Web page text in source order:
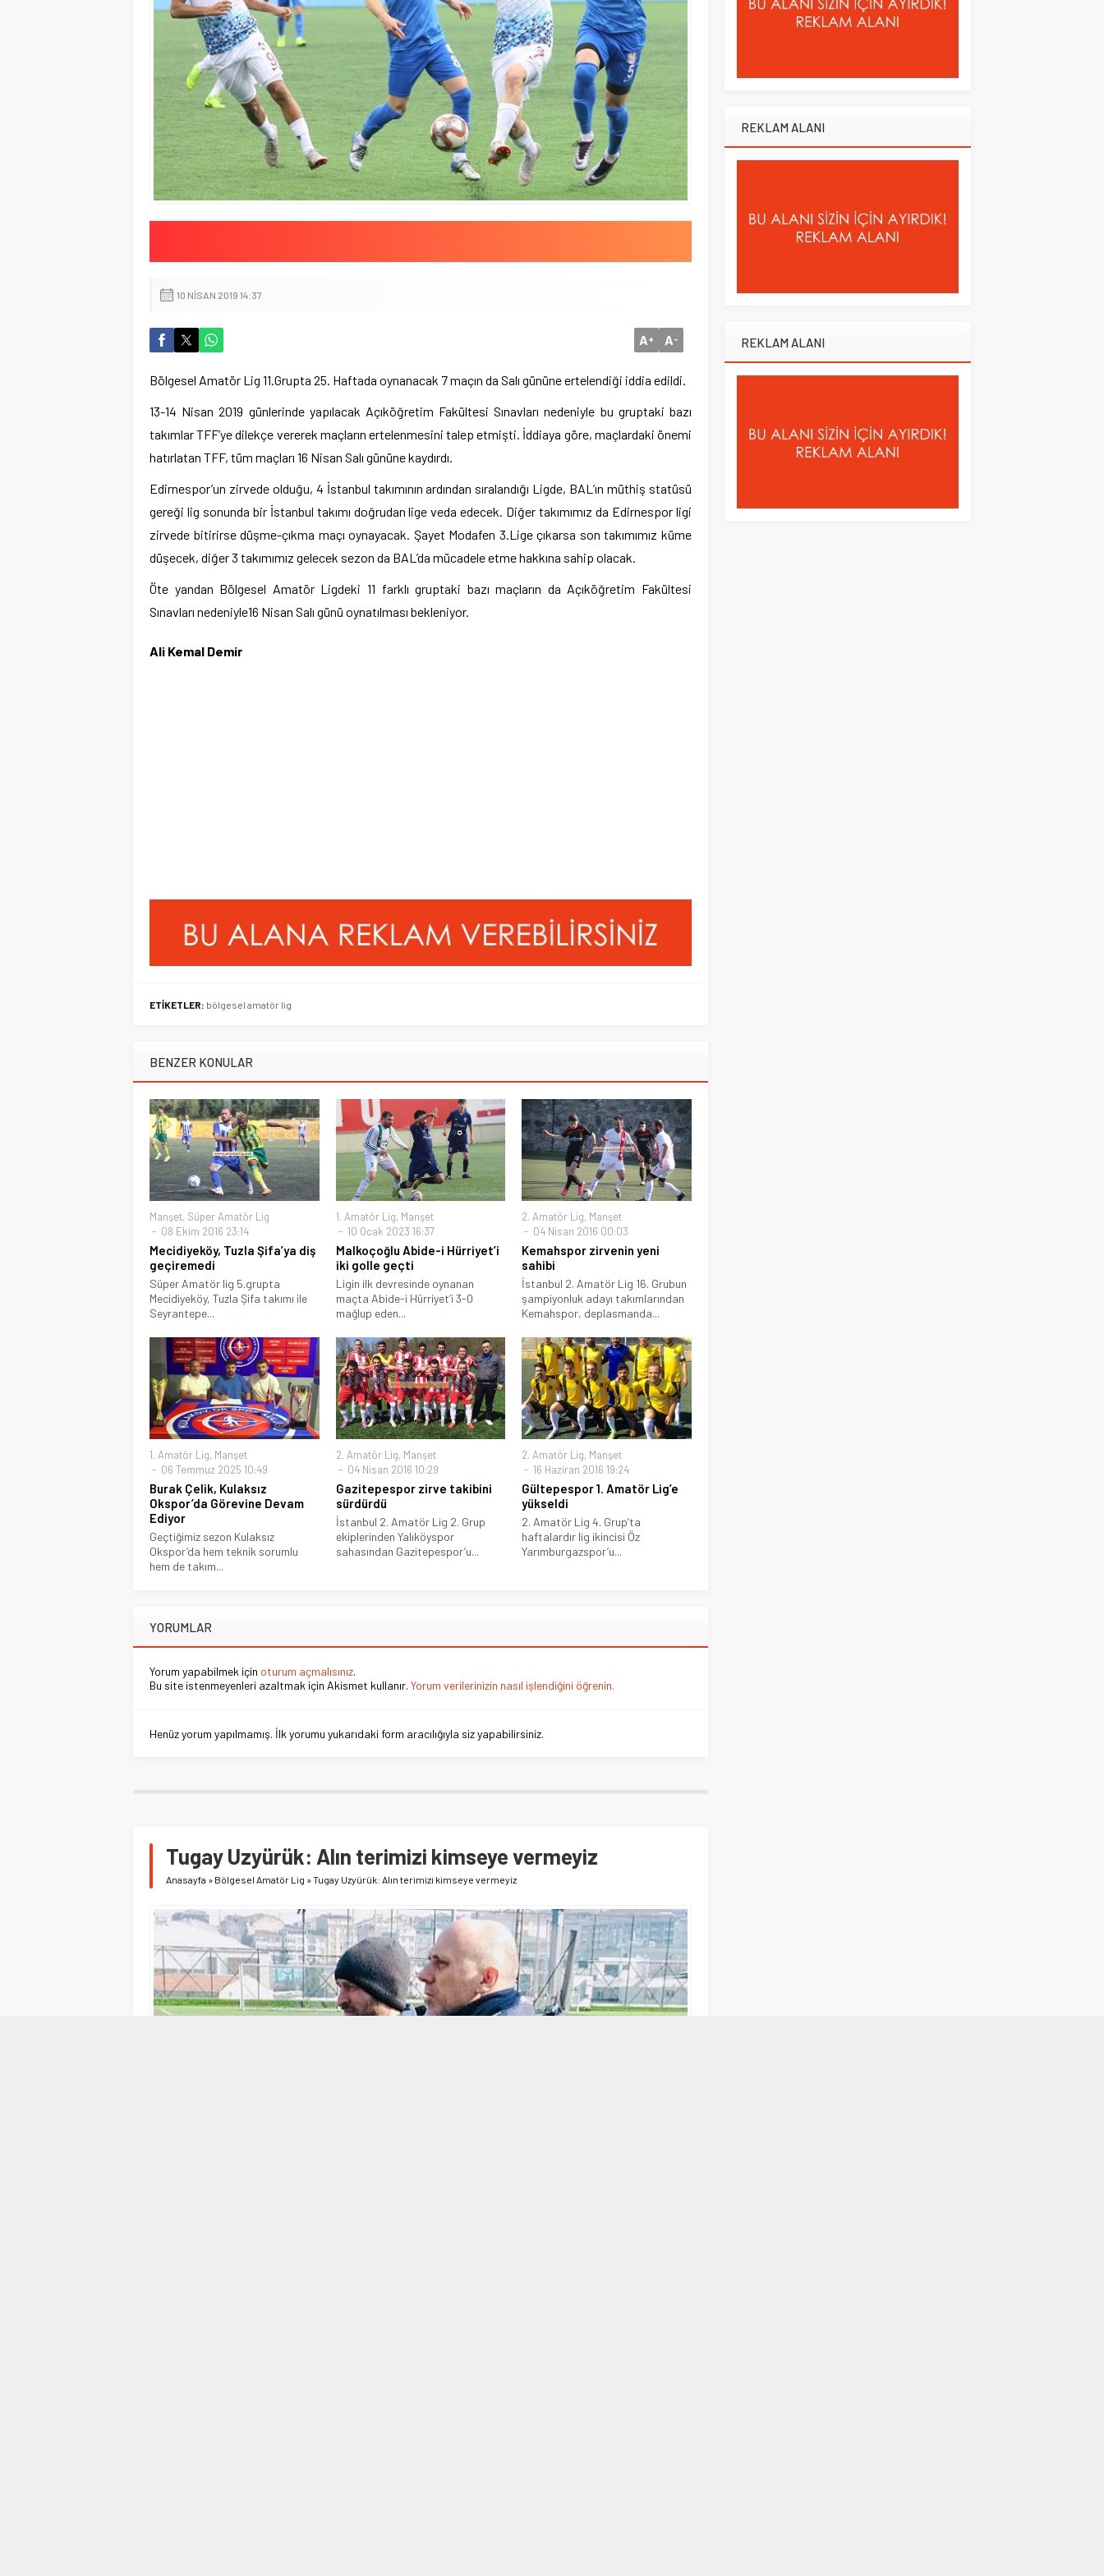
10 NISAN 2019 14:37
A+ A-
Bölgesel Amatör Lig 11.Grupta 25. Haftada oynanacak 7 maçın da Salı gününe ertelendiği iddia edildi.
13-14 Nisan 2019 günlerinde yapılacak Açıköğretim Fakültesi Sınavları nedeniyle bu gruptaki bazı
takımlar TFF’ye dilekçe vererek maçların ertelenmesini talep etmişti. İddiaya göre, maçlardaki önemi
hatırlatan TFF, tüm maçları 16 Nisan Salı gününe kaydırdı.
Edirnespor’un zirvede olduğu, 4 İstanbul takımının ardından sıralandığı Ligde, BAL’ın müthiş statüsü
gereği lig sonunda bir İstanbul takımı doğrudan lige veda edecek. Diğer takımımız da Edirnespor ligi
zirvede bitirirse düşme-çıkma maçı oynayacak. Şayet Modafen 3.Lige çıkarsa son takımımız küme
düşecek, diğer 3 takımımız gelecek sezon da BAL’da mücadele etme hakkına sahip olacak.
Öte yandan Bölgesel Amatör Ligdeki 11 farklı gruptaki bazı maçların da Açıköğretim Fakültesi
Sınavları nedeniyle16 Nisan Salı günü oynatılması bekleniyor.
Ali Kemal Demir
ETİKETLER: bölgesel amatör lig
BENZER KONULAR
Manşet, Süper Amatör Lig
08 Ekim 2016 23:14
Mecidiyeköy, Tuzla Şifa’ya diş
geçiremedi
Süper Amatör lig 5.grupta
Mecidiyeköy, Tuzla Şifa takımı ile
Seyrantepe...
1. Amatör Lig, Manşet
10 Ocak 2023 16:37
Malkoçoğlu Abide-i Hürriyet’i
iki golle geçti
Ligin ilk devresinde oynanan
maçta Abide-i Hürriyet’i 3-0
mağlup eden...
2. Amatör Lig, Manşet
04 Nisan 2016 00:03
Kemahspor zirvenin yeni
sahibi
İstanbul 2. Amatör Lig 16. Grubun
şampiyonluk adayı takımlarından
Kemahspor, deplasmanda...
1. Amatör Lig, Manşet
06 Temmuz 2025 10:49
Burak Çelik, Kulaksız
Okspor’da Görevine Devam
Ediyor
Geçtiğimiz sezon Kulaksız
Okspor’da hem teknik sorumlu
hem de takım...
2. Amatör Lig, Manşet
04 Nisan 2016 10:29
Gazitepespor zirve takibini
sürdürdü
İstanbul 2. Amatör Lig 2. Grup
ekiplerinden Yalıköyspor
sahasından Gazitepespor’u...
2. Amatör Lig, Manşet
16 Haziran 2016 19:24
Gültepespor 1. Amatör Lig’e
yükseldi
2. Amatör Lig 4. Grup’ta
haftalardır lig ikincisi Öz
Yarımburgazspor’u...
YORUMLAR
Yorum yapabilmek için oturum açmalısınız.
Bu site istenmeyenleri azaltmak için Akismet kullanır. Yorum verilerinizin nasıl işlendiğini öğrenin.
Henüz yorum yapılmamış. İlk yorumu yukarıdaki form aracılığıyla siz yapabilirsiniz.
Tugay Uzyürük: Alın terimizi kimseye vermeyiz
Anasayfa » Bölgesel Amatör Lig »Tugay Uzyürük: Alın terimizi kimseye vermeyiz
REKLAM ALANI
REKLAM ALANI